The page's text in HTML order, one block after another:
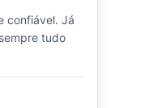
confiável. Já
tudo